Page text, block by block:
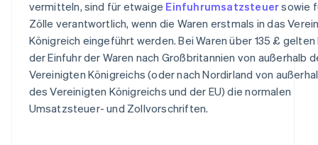
vermitteln, sind für etwaige Einfuhrumsatzsteuersowie
Zölle verantwortlich, wenn die Waren erstmals in das
Königreich eingeführt werden. Bei Waren über 135 £ gelten
der Einfuhr der Waren nach Großbritannien von außerhalb
Vereinigten Königreichs (oder nach Nordirland von
des Vereinigten Königreichs und der EU) die normalen
Umsatzsteuer- und Zollvorschriften.